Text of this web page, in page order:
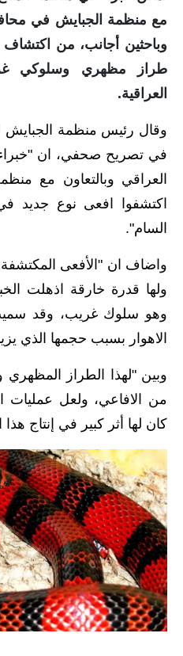
مع منظمة الجبايش في
وباحثين أجانب، من
طراز مظهري وسلوكي
العراقية.
وقال رئيس منظمة الجبايش
في تصريح صحفي، ان
العراقي وبالتعاون مع
اكتشفوا افعى نوع جديد
السام".
واضاف ان "الأفعى المكتشفة
ولها قدرة خارقة اذهلت
وهو سلوك غريب، وقد
الاهوار بسبب حجمها الذي
وبين "لهذا الطراز المظهري
من الافاعي، ولعل عمليات
كان لها أثر كبير في إنتاج